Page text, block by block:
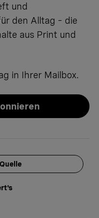
und
den Alltag – die
aus Print und
in Ihrer Mailbox.